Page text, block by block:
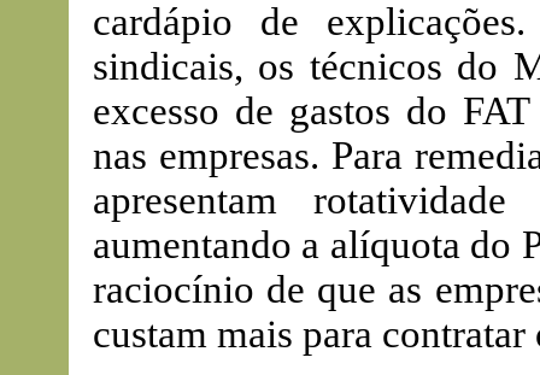
cardápio de
sindicais, os técnicos do
excesso de gastos do
nas empresas. Para
apresentam
aumentando a alíquota do
raciocínio de que as
custam mais para contratar